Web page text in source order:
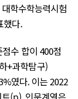
학수학능력시험
했다.
점수 합이 400점
+과학탐구)
였다. 이는 2022
(p), 인문계열은